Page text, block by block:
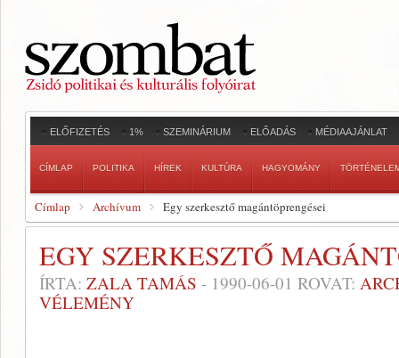
ELŐFIZETÉS 1% SZEMINÁRIUM ELŐADÁS MÉDIAAJÁNLAT
CÍMLAP POLITIKA HÍREK KULTÚRA HAGYOMÁNY
Címlap Archívum Egy szerkesztő magántöprengései
EGY SZERKESZTŐ
ÍRTA: ZALA TAMÁS - 1990-06-01 ROVAT:
VÉLEMÉNY